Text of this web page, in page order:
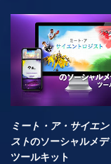
ミート・ア・サイエ
ストのソーシャルメデ
ツールキット